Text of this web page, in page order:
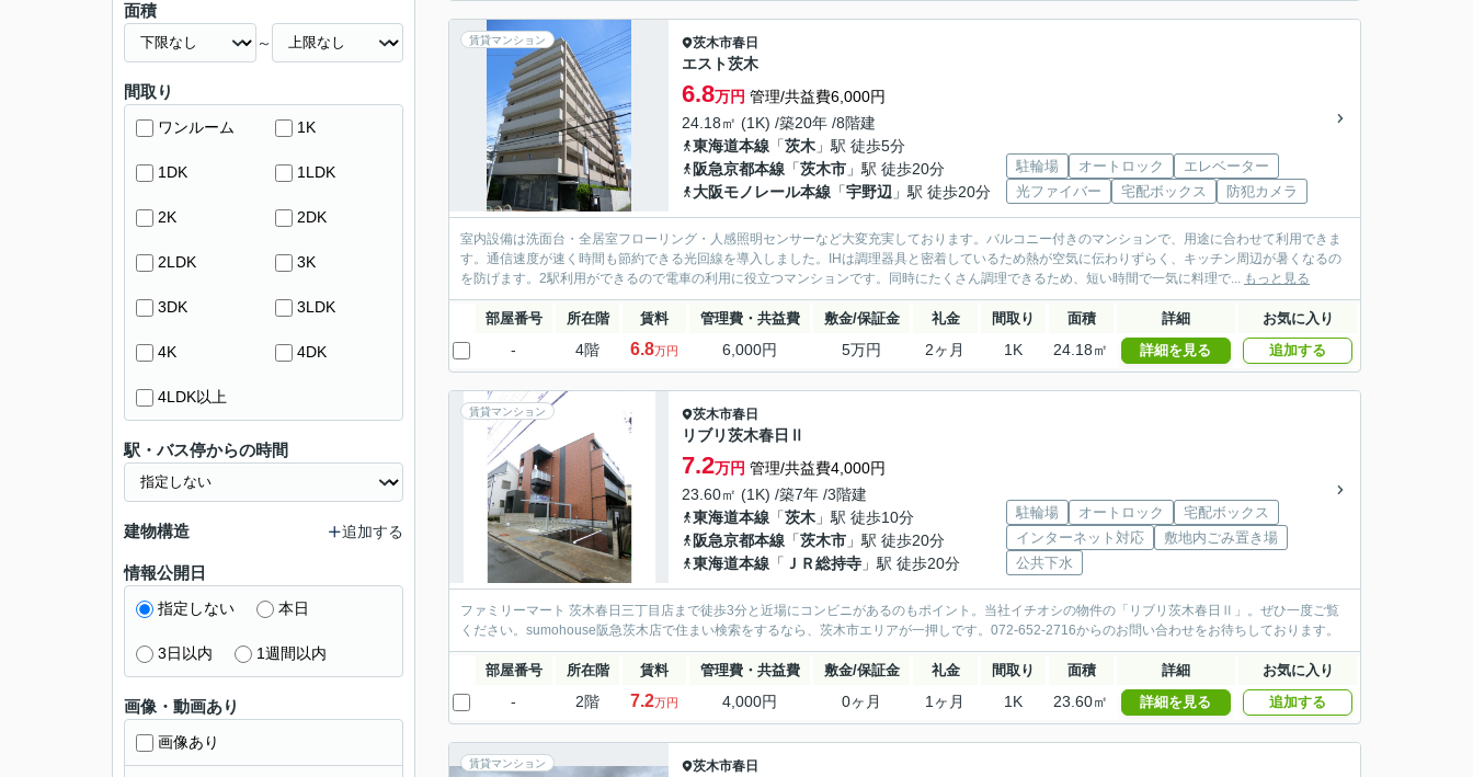
賃貸マンション 茨木市春日
エスト茨木
6.8万円 管理/共益費6,000円
24.18㎡ (1K) /築20年 /8階建
東海道本線 「茨木 」駅 徒歩5分
阪急京都本線 「茨木市 」駅 徒歩20分
大阪モノレール本線 「宇野辺 」駅 徒歩20分
駐輪場 オートロック
エレベーター
光ファイバー
宅配ボックス 防犯カメラ
室内設備は洗面台・全居室フローリング・人感照明センサーなど大変充実しております。バルコニー付きのマンションで、用途に合わせて利用できま
す。通信速度が速く時間も節約できる光回線を導入しました。IHは調理器具と密着しているため熱が空気に伝わりずらく、キッチン周辺が暑くなるの
を防げます。2駅利用ができるので電車の利用に役立つマンションです。同時にたくさん調理できるため、短い時間で一気に料理で... もっと見る
部屋番号 所在階 賃料 管理費・共益費 敷金/保証金 礼金 間取り 面積 詳細 お気に入り
- 4階 6.8万円 6,000円 5万円 2ヶ月 1K 24.18㎡ 詳細を見る 追加する
賃貸マンション 茨木市春日
リブリ茨木春日Ⅱ
7.2万円 管理/共益費4,000円
23.60㎡ (1K) /築7年 /3階建
東海道本線 「茨木 」駅 徒歩10分
阪急京都本線 「茨木市 」駅 徒歩20分
東海道本線 「 ＪＲ総持寺 」駅 徒歩20分
駐輪場 オートロック
宅配ボックス
インターネット対応
敷地内ごみ置き場
公共下水
ファミリーマート 茨木春日三丁目店まで徒歩3分と近場にコンビニがあるのもポイント。当社イチオシの物件の「リブリ茨木春日Ⅱ」。ぜひ一度ご覧
ください。sumohouse阪急茨木店で住まい検索をするなら、茨木市エリアが一押しです。072-652-2716からのお問い合わせをお待ちしております。
部屋番号 所在階 賃料 管理費・共益費 敷金/保証金 礼金 間取り 面積 詳細 お気に入り
- 2階 7.2万円 4,000円 0ヶ月 1ヶ月 1K 23.60㎡ 詳細を見る 追加する
賃貸マンション 茨木市春日
面積
～
間取り
ワンルーム 1K
1DK 1LDK
2K 2DK
2LDK 3K
3DK 3LDK
4K 4DK
4LDK以上
駅・バス停からの時間
建物構造 追加する
情報公開日
指定しない 本日
3日以内 1週間以内
画像・動画あり
画像あり